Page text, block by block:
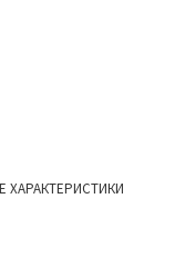
ХАРАКТЕРИСТИКИ